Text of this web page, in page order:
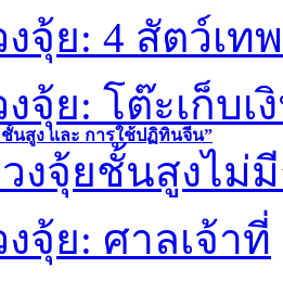
นสูง และ การใช้ปฏิทินจีน”
จุ้ย: 4 สัตว์เทพ
จุ้ย: โต๊ะเก็บเ
งจุ้ยชั้นสูงไม่
จุ้ย: ศาลเจ้าที่